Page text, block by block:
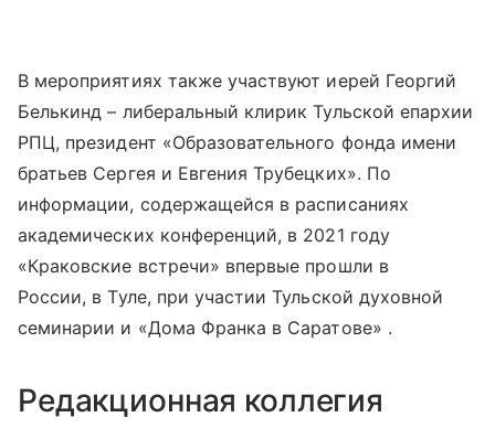
В мероприятиях также участвуют иерей Георгий
Белькинд – либеральный клирик Тульской епархии
РПЦ, президент «Образовательного фонда имени
братьев Сергея и Евгения Трубецких». По
информации, содержащейся в расписаниях
академических конференций, в 2021 году
«Краковские встречи» впервые прошли в
России, в Туле, при участии Тульской духовной
семинарии и «Дома Франка в Саратове» .
Редакционная коллегия